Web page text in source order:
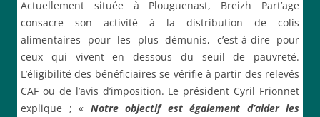
Actuellement située à Plouguenast, Breizh Part’age
consacre son activité à la distribution de colis
alimentaires pour les plus démunis, c’est-à-dire pour
ceux qui vivent en dessous du seuil de pauvreté.
L’éligibilité des bénéficiaires se vérifie à partir des relevés
CAF ou de l’avis d’imposition. Le président Cyril Frionnet
explique ; « Notre objectif est également d’aider les